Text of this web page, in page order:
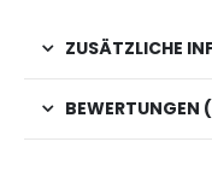
ZUSÄTZLICHE
BEWERTUNGEN